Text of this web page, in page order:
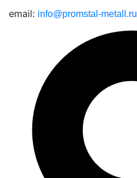
email: info@promstal-metall.ru